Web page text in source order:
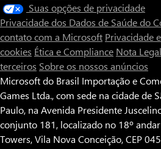
Suas opções de privacidade
Privacidade dos Dados de Saúde do
contato com a Microsoft Privacidade
cookies Ética e Compliance Nota Legal
terceiros Sobre os nossos anúncios
Microsoft do Brasil Importação e
Games Ltda., com sede na cidade de
Paulo, na Avenida Presidente
conjunto 181, localizado no 18º
Towers, Vila Nova Conceição, CEP